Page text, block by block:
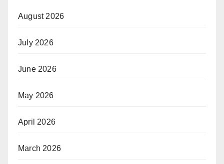
August 2026
July 2026
June 2026
May 2026
April 2026
March 2026